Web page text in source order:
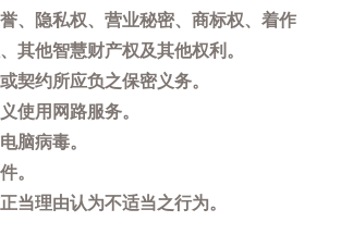
、隐私权、营业秘密、商标权、着作
其他智慧财产权及其他权利。
契约所应负之保密义务。
使用网路服务。
脑病毒。
。
当理由认为不适当之行为。